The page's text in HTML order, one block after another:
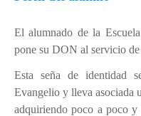
Servicios
Instalaciones
Uniforme
El alumnado de la
pone su DON al servicio
Esta seña de identidad
Evangelio y lleva asociada
adquiriendo poco a poco y